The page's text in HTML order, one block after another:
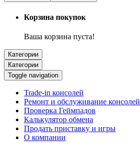
Корзина покупок
Ваша корзина пуста!
Категории
Категории
Toggle navigation
Trade-in консолей
Ремонт и обслуживание консолей
Проверка Геймпадов
Калькулятор обмена
Продать приставку и игры
О компании